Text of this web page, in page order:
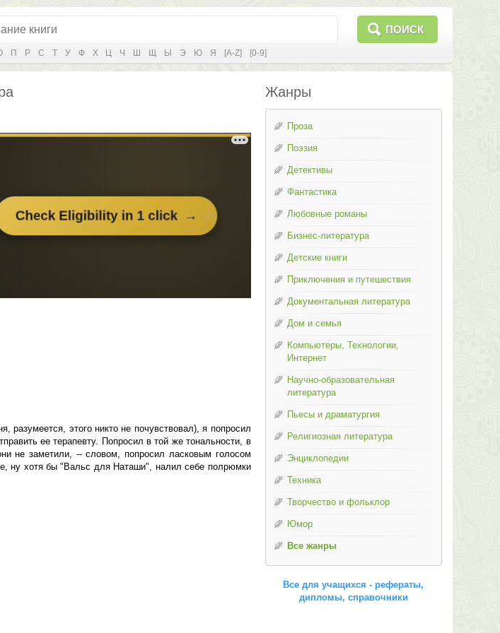
ПОИСК
П Р С Т У Ф Х Ц Ч Ш Щ Ы Э Ю Я [A-Z] [0-9]
разумеется, этого никто не почувствовал), я попросил
ее терапевту. Попросил в той же тональности, в
не заметили, -- словом, попросил ласковым голосом
ну хотя бы "Вальс для Наташи", налил себе полрюмки
Жанры
Проза
Поэзия
Детективы
Фантастика
Любовные романы
Бизнес-литература
Детские книги
Приключения и путешествия
Документальная литература
Дом и семья
Компьютеры, Технологии,
Интернет
Научно-образовательная
литература
Пьесы и драматургия
Религиозная литература
Энциклопедии
Техника
Творчество и фольклор
Юмор
Все жанры
Все для учащихся - рефераты,
дипломы, справочники